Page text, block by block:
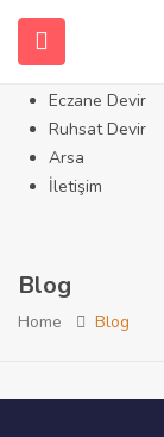
Ana Sayfa
Tüm İlanlar
Eczane Devir
Ruhsat Devir
Arsa
İletişim
Blog
Home Blog